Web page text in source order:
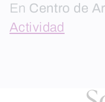
En Centro de
Actividad